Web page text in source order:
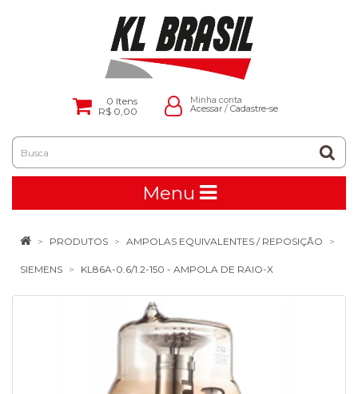
0 Itens
R$ 0,00
Minha conta
Acessar/ Cadastre-se
Menu
PRODUTOS AMPOLAS EQUIVALENTES / REPOSIÇÃO
SIEMENS KL86A-0.6/1.2-150 - AMPOLA DE RAIO-X